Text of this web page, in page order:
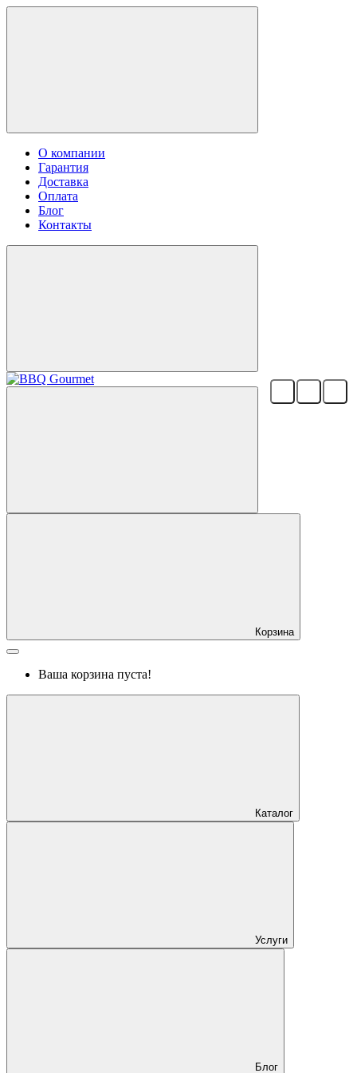
О компании
Гарантия
Доставка
Оплата
Блог
Контакты
Корзина
Ваша корзина пуста!
Каталог
Услуги
Блог